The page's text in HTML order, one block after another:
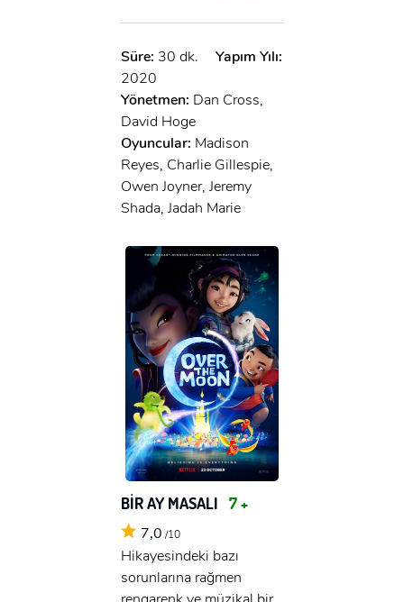
Süre: 30 dk.
Yapım Yılı:
2020
Yönetmen: Dan Cross,
David Hoge
Oyuncular: Madison
Reyes, Charlie Gillespie,
Owen Joyner, Jeremy
Shada, Jadah Marie
BİR AY MASALI 7 +
7,0 /10
Hikayesindeki bazı
sorunlarına rağmen